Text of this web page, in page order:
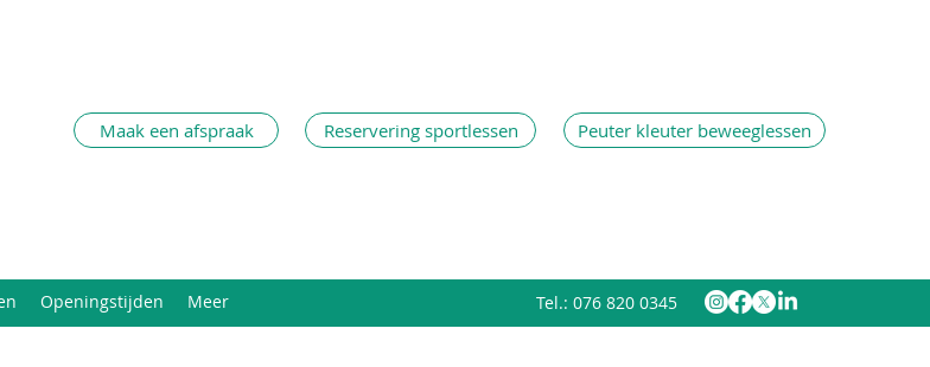
Maak een afspraak Reservering sportlessen Peuter kleuter beweeglessen
Openingstijden Meer Tel.: 076 820 0345